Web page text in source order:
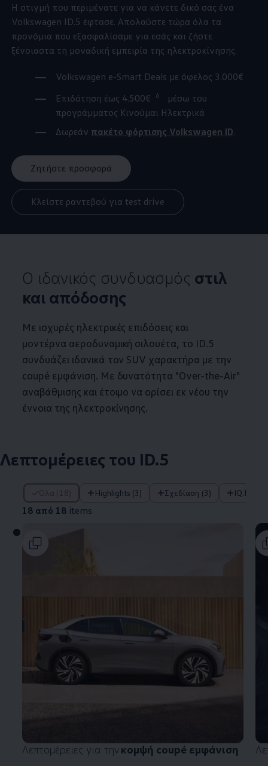
Η στιγμή που περιμένατε για να κάνετε δικό σας ένα
Volkswagen ID.5 έφτασε. Απολαύστε τώρα όλα τα
προνόμια που εξασφαλίσαμε για εσάς και ζήστε
ξένοιαστα τη μοναδική εμπειρία της ηλεκτροκίνησης.
Volkswagen e-Smart Deals με όφελος 3.000€
Επιδότηση έως 4.500€
6
μέσω του
προγράμματος Κινούμαι Ηλεκτρικά
Δωρεάν πακέτο φόρτισης Volkswagen ID.
Ζητήστε προσφορά
Κλείστε ραντεβού για test drive
Ο ιδανικός συνδυασμός στιλ
και απόδοσης
Με ισχυρές ηλεκτρικές επιδόσεις και
μοντέρνα αεροδυναμική σιλουέτα, το ID.5
συνδυάζει ιδανικά τον SUV χαρακτήρα με την
coupé εμφάνιση. Με δυνατότητα "Over-the-Air"
αναβάθμισης και έτοιμο να ορίσει εκ νέου την
έννοια της ηλεκτροκίνησης.
Λεπτομέρειες του ID.5
Όλα (18) Highlights (3) Σχεδίαση (3)
18 από 18 items
18 από 18 items
Λεπτομέρειες για τηνκομψή coupé εμφάνιση